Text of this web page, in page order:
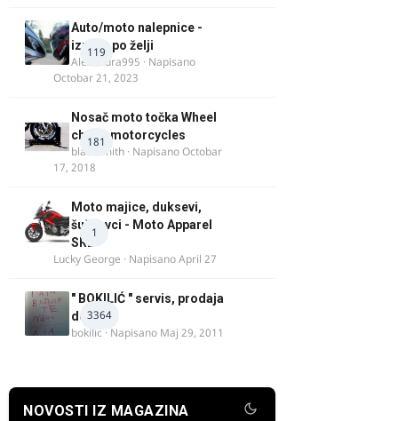
119
Auto/moto nalepnice -
izrada po želji
Alexandra995 · Napisano
Octobar 21, 2023
181
Nosač moto točka Wheel
chock motorcycles
blacksmith · NapisanoOctobar
17, 2018
1
Moto majice, duksevi,
šuškavci - Moto Apparel
SRB
Lucky George · NapisanoApril 27
3364
" BOKILIĆ " servis, prodaja
delova
bokilic · Napisano Maj 29, 2011
NOVOSTI IZ MAGAZINA